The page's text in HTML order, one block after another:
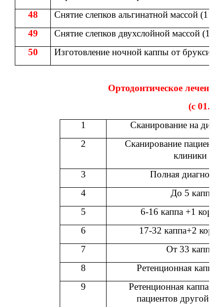
48
Снятие слепков альгинатной массой (1
49
Снятие слепков двухслойной массой (1
50
Изготовление ночной каппы от
Ортодонтическое
(с
1
Сканирование на
2
Сканирование
клиники
3
Полная
4
До 5 капп
5
6-16 каппа +1
6
17-32 каппа+2
7
От 33 каппа
8
Ретенционная
9
Ретенционная каппа
пациентов другой